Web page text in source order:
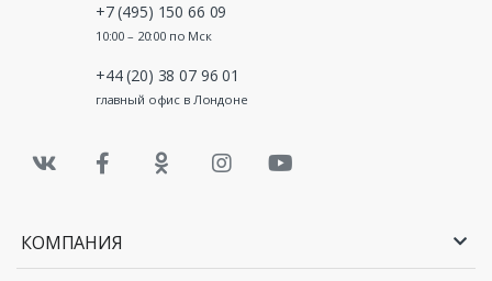
+7 (495) 150 66 09
10:00 – 20:00 по Мск
+44 (20) 38 07 96 01
главный офис в Лондоне
КОМПАНИЯ